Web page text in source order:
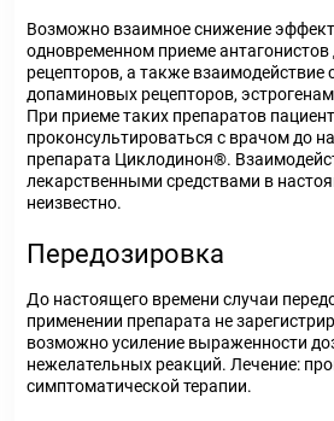
Возможно взаимное снижение
одновременном приеме
рецепторов, а также взаимодействие
допаминовых рецепторов,
При приеме таких препаратов
проконсультироваться с врачом до
препарата Циклодинон®.
лекарственными средствами в
неизвестно.
Передозировка
До настоящего времени случаи
применении препарата не
возможно усиление выраженности
нежелательных реакций. Лечение:
симптоматической терапии.